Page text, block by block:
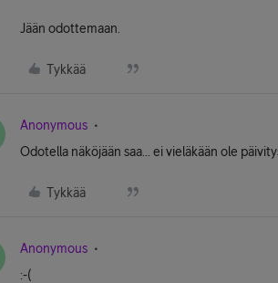
Jään odottemaan.
Tykkää
Anonymous
Odotella näköjään saa... ei vieläkään ole
Tykkää
Anonymous
:-(